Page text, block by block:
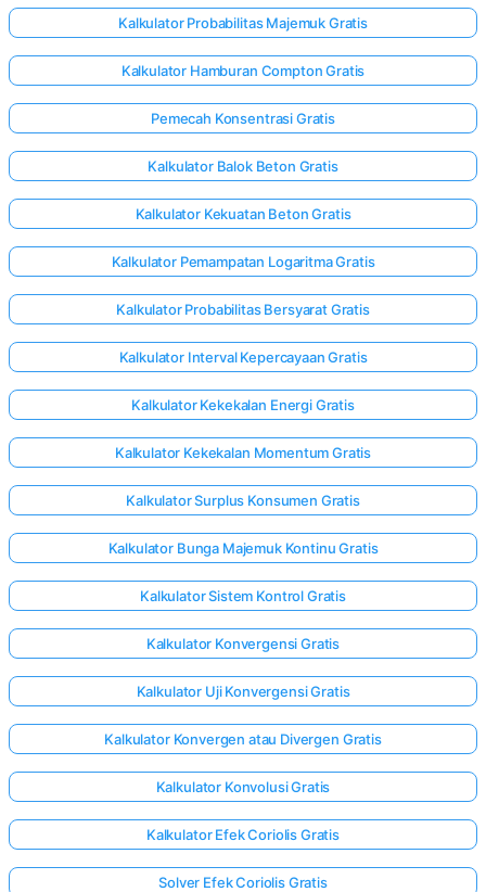
Kalkulator Probabilitas Majemuk Gratis
Kalkulator Hamburan Compton Gratis
Pemecah Konsentrasi Gratis
Kalkulator Balok Beton Gratis
Kalkulator Kekuatan Beton Gratis
Kalkulator Pemampatan Logaritma Gratis
Kalkulator Probabilitas Bersyarat Gratis
Kalkulator Interval Kepercayaan Gratis
Kalkulator Kekekalan Energi Gratis
Kalkulator Kekekalan Momentum Gratis
Kalkulator Surplus Konsumen Gratis
Kalkulator Bunga Majemuk Kontinu Gratis
Kalkulator Sistem Kontrol Gratis
Kalkulator Konvergensi Gratis
Kalkulator Uji Konvergensi Gratis
Kalkulator Konvergen atau Divergen Gratis
Kalkulator Konvolusi Gratis
Kalkulator Efek Coriolis Gratis
Solver Efek Coriolis Gratis